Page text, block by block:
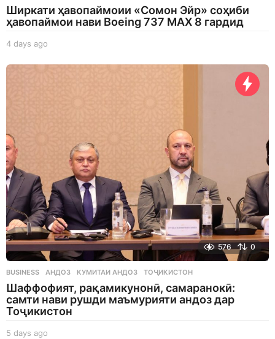
Ширкати ҳавопаймоии «Сомон Эйр» соҳиби
ҳавопаймои нави Boeing 737 MAX 8 гардид
4 days ago
a
576 0
BUSINESS АНДОЗ ,КУМИТАИ АНДОЗ ,ТОҶИКИСТОН
Шаффофият, рақамикунонӣ, самаранокӣ:
самти нави рушди маъмурияти андоз дар
Тоҷикистон
5 days ago